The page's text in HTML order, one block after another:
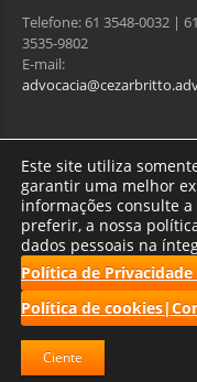
Telefone: 61 3548-0032 | 61
3535-9802
E-mail:
Total de usuários :
2017 CBRF
Este site utiliza
garantir uma melhor
informações consulte
preferir, a nossa
dados pessoais na
Política de
Política de
Ciente